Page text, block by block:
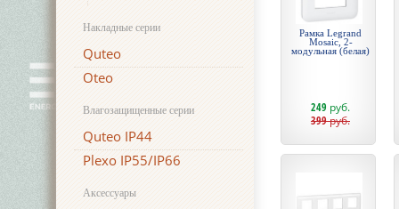
Накладные серии
Quteo
Oteo
Влагозащищенные серии
Quteo IP44
Plexo IP55/IP66
Аксессуары
Рамка Legrand
Mosaic, 2-
модульная (белая)
249 руб.
399руб.